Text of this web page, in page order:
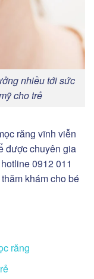
nhiều tới sức
cho trẻ
răng vĩnh viễn
được chuyên gia
0912 011
khám cho bé
răng